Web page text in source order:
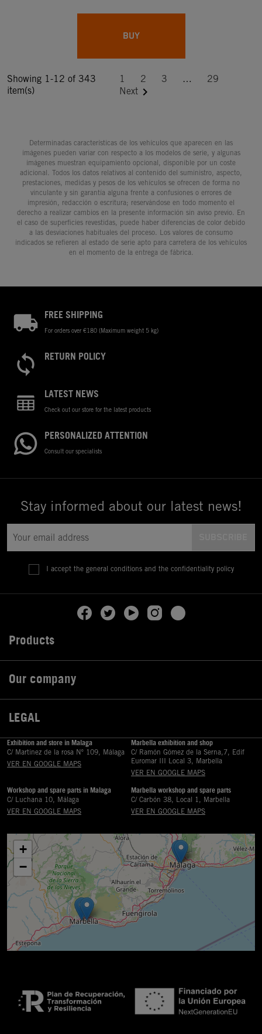
BUY
Showing 1-12 of 343
item(s)
1 2 3 …
29
Next 
Determinadas características de los vehículos que aparecen en las
imágenes pueden variar con respecto a los modelos de serie, y algunas
imágenes muestran equipamiento opcional, disponible por un coste
adicional. Todos los datos relativos al contenido del suministro, aspecto,
prestaciones, medidas y pesos de los vehículos se ofrecen de forma no
vinculante y sin garantía alguna frente a confusiones o errores de
impresión, redacción o escritura; reservándose en todo momento el
derecho a realizar cambios en la presente información sin aviso previo. En
el caso de superficies revestidas, puede haber diferencias de color debido
a las desviaciones habituales del proceso. Los valores de consumo
indicados se refieren al estado de serie apto para carretera de los vehículos
en el momento de la entrega de fábrica.
FREE SHIPPING
For orders over €180 (Maximum weight 5 kg)
RETURN POLICY
LATEST NEWS
Check out our store for the latest products
PERSONALIZED ATTENTION
Consult our specialists
Stay informed about our latest news!
I accept the general conditions and the confidentiality policy
Products
Our company
LEGAL
Exhibition and store in Malaga
C/ Martinez de la rosa Nº 109, Málaga
VER EN GOOGLE MAPS
Marbella exhibition and shop
C/ Ramón Gómez de la Serna,7, Edif
Euromar III Local 3, Marbella
VER EN GOOGLE MAPS
Workshop and spare parts in Malaga
C/ Luchana 10, Málaga
VER EN GOOGLE MAPS
Marbella workshop and spare parts
C/ Carbón 38, Local 1, Marbella
VER EN GOOGLE MAPS
+
−